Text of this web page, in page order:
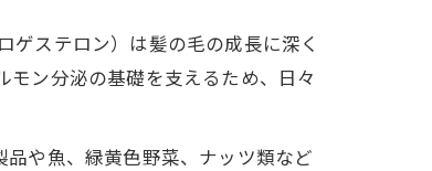
ゲステロン）は髪の毛の成長に深く
ン分泌の基礎を支えるため、日々
や魚、緑黄色野菜、ナッツ類など